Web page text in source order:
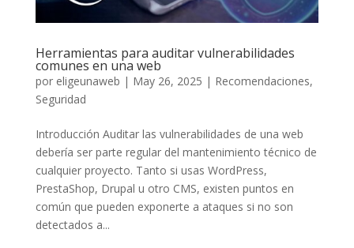
Herramientas para auditar vulnerabilidades
comunes en una web
por eligeunaweb | May 26, 2025 | Recomendaciones,
Seguridad
Introducción Auditar las vulnerabilidades de una web
debería ser parte regular del mantenimiento técnico de
cualquier proyecto. Tanto si usas WordPress,
PrestaShop, Drupal u otro CMS, existen puntos en
común que pueden exponerte a ataques si no son
detectados a...